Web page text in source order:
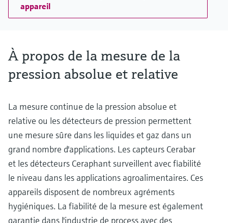
appareil
À propos de la mesure de la
pression absolue et relative
La mesure continue de la pression absolue et
relative ou les détecteurs de pression permettent
une mesure sûre dans les liquides et gaz dans un
grand nombre d'applications. Les capteurs Cerabar
et les détecteurs Ceraphant surveillent avec fiabilité
le niveau dans les applications agroalimentaires. Ces
appareils disposent de nombreux agréments
hygiéniques. La fiabilité de la mesure est également
garantie dans l'industrie de process avec des